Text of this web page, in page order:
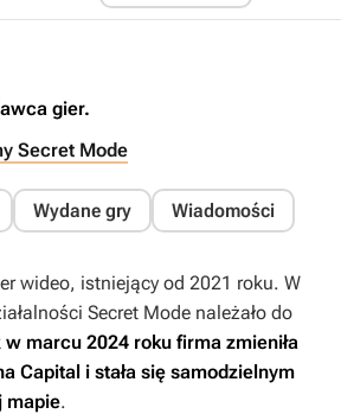
gier.
Secret Mode
Wydane gry Wiadomości
wideo, istniejący od 2021 roku. W
Secret Mode należało do
w marcu 2024 roku firma zmieniła
Capital i stała się samodzielnym
mapie.